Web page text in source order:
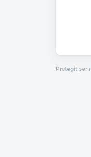
Protegit per